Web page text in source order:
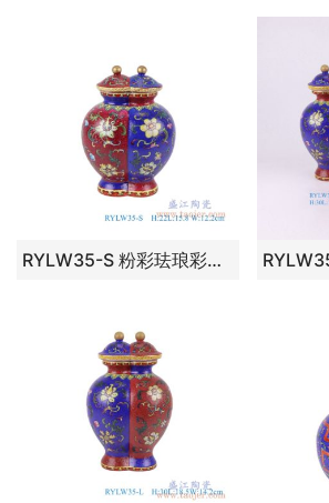
RYLW35-S 粉彩珐琅彩红蓝双胞胎扒花缠枝莲双将军罐小号 高：22直径：15.8口径：底径：10.4重量：1.05KG